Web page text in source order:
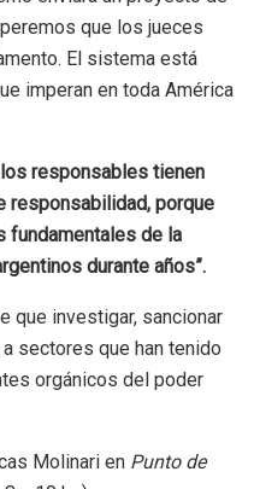
que los jueces
El sistema está
imperan en toda América
los responsables tienen
responsabilidad, porque
fundamentales de la
durante años”.
que investigar, sancionar
sectores que han tenido
orgánicos del poder
Molinari en Punto de